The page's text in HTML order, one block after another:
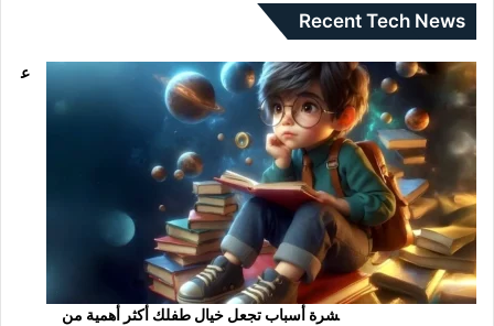
Recent Tech News
ع
شرة أسباب تجعل خيال طفلك أكثر أهمية من